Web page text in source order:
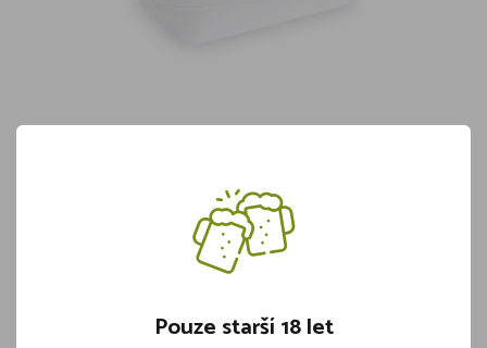
Menubox Bílý 185x133x75mm (125ks)
Pouze starší 18 let